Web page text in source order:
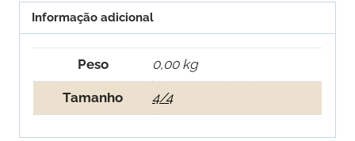
Informação adicional
Peso 0,00 kg
Tamanho 4/4